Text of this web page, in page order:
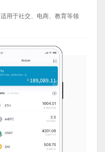
用于社交、电商、教育等领